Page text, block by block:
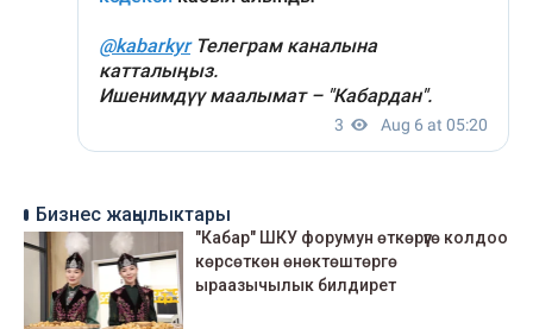
Бизнес жаңылыктары
"Кабар" ШКУ форумун өткөрүүгө колдоо
көрсөткөн өнөктөштөргө
ыраазычылык билдирет